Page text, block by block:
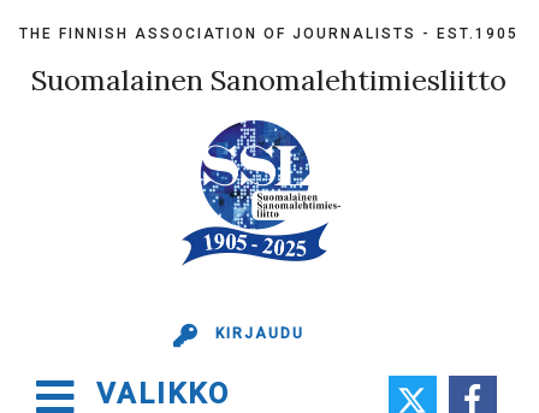
content
THE FINNISH ASSOCIATION OF JOURNALISTS - EST.1905
Suomalainen Sanomalehtimiesliitto
KIRJAUDU
VALIKKO